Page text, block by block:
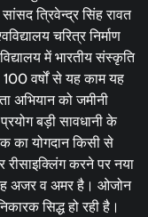
सांसद त्रिवेन्द्र सिंह रावत
चरित्र निर्माण
में भारतीय संस्कृति
वर्षों से यह काम यह
अभियान को जमीनी
बड़ी सावधानी के
का योगदान किसी से
रीसाइक्लिंग करने पर नया
अजर व अमर है। ओजोन
सिद्ध हो रही है।